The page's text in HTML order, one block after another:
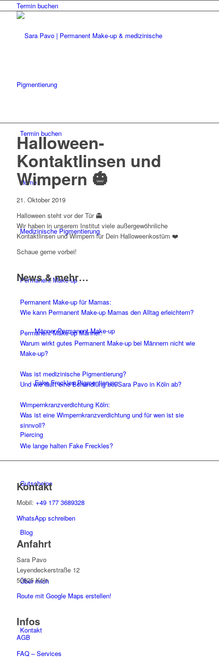
Termin buchen
Termin buchen
Home
Medizinische Pigmentierung
Permanent Make-up
Männer Permanent Make-up
Fake Freckles Pigmentierung
Piercing
Gutscheine
Blog
Über mich
Kontakt
Halloween-
Kontaktlinsen und
Wimpern 🎃
21. Oktober 2019
Halloween steht vor der Tür 👻
Wir haben in unserem Institut viele außergewöhnliche
Kontaktlinsen und Wimpern für Dein Halloweenkostüm ❤️
Schaue gerne vorbei!
News & mehr…
Permanent Make-up für Mamas:
Wie kann Permanent Make-up Mamas den Alltag erleichtern?
Permanent Make-up Männer:
Warum wirkt gutes Permanent Make-up bei Männern nicht wie
Make-up?
Was ist medizinische Pigmentierung?
Und wie läuft eine Behandlung bei Sara Pavo in Köln ab?
Wimpernkranz­verdichtung Köln:
Was ist eine Wimpernkranz­verdichtung und für wen ist sie
sinnvoll?
Wie lange halten Fake Freckles?
Kontakt
Mobil: +49 177 3689328
WhatsApp schreiben
Anfahrt
Sara Pavo
Leyendeckerstraße 12
50825 Köln
Route mit Google Maps erstellen!
Infos
AGB
FAQ – Services